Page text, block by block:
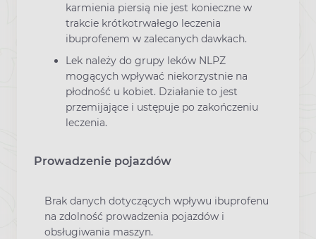
karmienia piersią nie jest konieczne w
trakcie krótkotrwałego leczenia
ibuprofenem w zalecanych dawkach.
Lek należy do grupy leków NLPZ
mogących wpływać niekorzystnie na
płodność u kobiet. Działanie to jest
przemijające i ustępuje po zakończeniu
leczenia.
Prowadzenie pojazdów
Brak danych dotyczących wpływu ibuprofenu
na zdolność prowadzenia pojazdów i
obsługiwania maszyn.